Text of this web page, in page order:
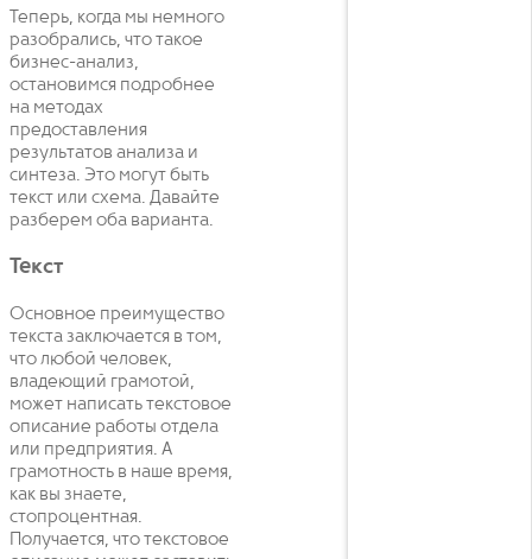
Теперь, когда мы немного
разобрались, что такое
бизнес-анализ,
остановимся подробнее
на методах
предоставления
результатов анализа и
синтеза. Это могут быть
текст или схема. Давайте
разберем оба варианта.
Текст
Основное преимущество
текста заключается в том,
что любой человек,
владеющий грамотой,
может написать текстовое
описание работы отдела
или предприятия. А
грамотность в наше время,
как вы знаете,
стопроцентная.
Получается, что текстовое